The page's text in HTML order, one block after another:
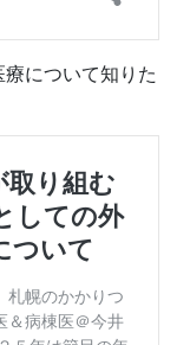
について知りた